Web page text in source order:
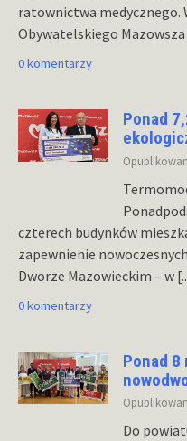
ratownictwa medycznego.
Obywatelskiego Mazowsza
0 komentarzy
Ponad
czterech budynków
zapewnienie
Dworze Mazowieckim – w
0 komentarzy
Ponad 8
Do